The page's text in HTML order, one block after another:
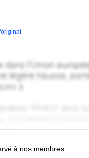
à nos membres